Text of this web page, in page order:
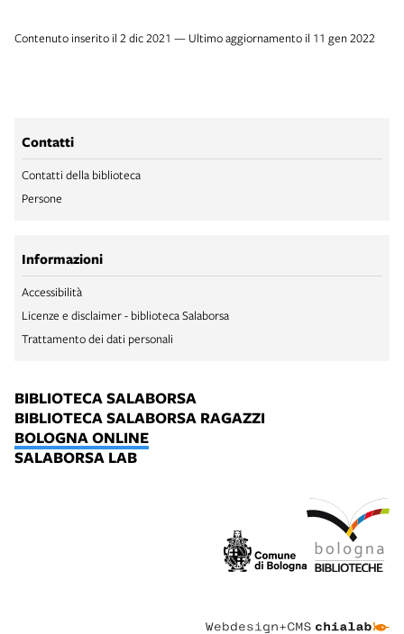
Contenuto inserito il 2 dic 2021 — Ultimo aggiornamento il 11 gen 2022
Contatti
Contatti della biblioteca
Persone
Informazioni
Accessibilità
Licenze e disclaimer - biblioteca Salaborsa
Trattamento dei dati personali
BIBLIOTECA SALABORSA
BIBLIOTECA SALABORSA RAGAZZI
BOLOGNA ONLINE
SALABORSA LAB